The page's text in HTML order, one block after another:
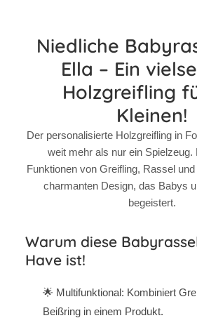
Niedliche
Ella – Ein
Holzgreifling
Kleinen!
Der personalisierte Holzgreifling in
weit mehr als nur ein Spielzeug.
Funktionen von Greifling, Rassel
charmanten Design, das Babys
begeistert.
Warum diese
Have ist!
🌟 Multifunktional: Kombiniert
Beißring in einem Produkt.